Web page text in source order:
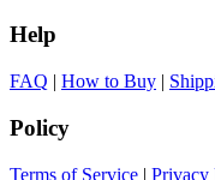
Help
FAQ | How to Buy |
Policy
Terms of Service | Privacy